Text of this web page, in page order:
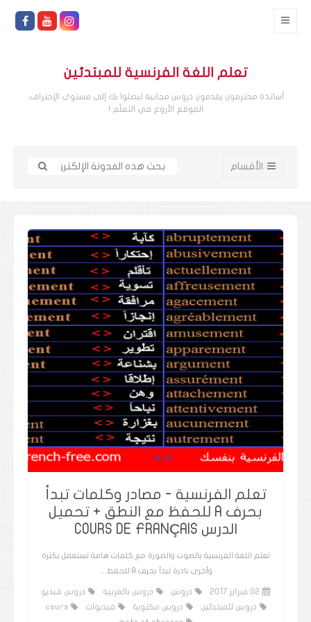
تعلم اللغة الفرنسية للمبتدئين
أساتذة محترفون يقدمون دروس مجانية ليصلوا بك إلى مستوى الإحتراف،
الموقع الأروع في التعلّم !
الأقسام
تعلم الفرنسية - مصادر وكلمات تبدأ
بحرف A للحفظ مع النطق + تحميل
الدرس COURS DE FRANÇAIS
تعلم اللغة الفرنسية بالصوت والصورة مع كلمات هامة تستعمل بكثرة
وأخرى نادرة تبدأ بحرف A للحفظ…
02 فبراير 2017 دروس دروس بالعربية
دروس فيديو
دروس للمبتدئين
دروس مكتوبة فيديوات
cours